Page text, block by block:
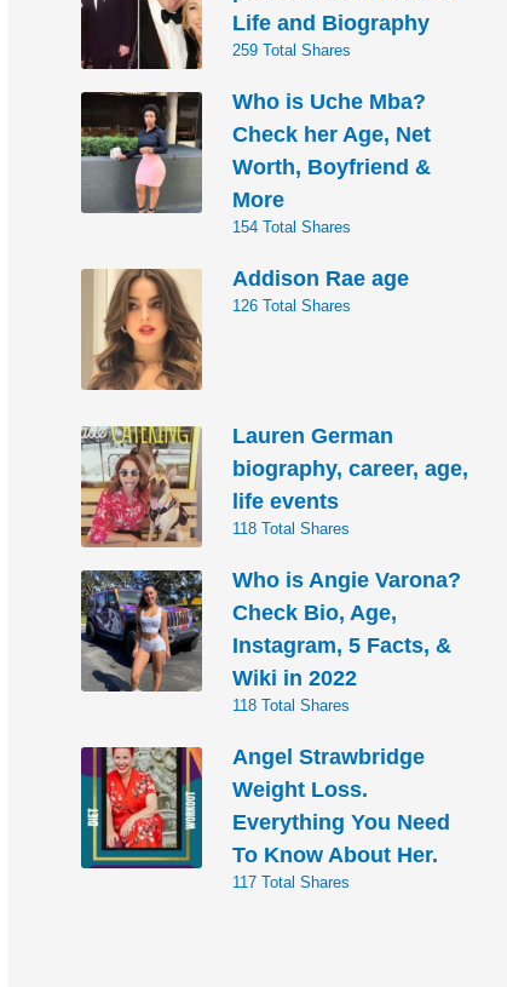
Life and Biography
259 Total Shares
Who is Uche Mba?
Check her Age, Net
Worth, Boyfriend &
More
154 Total Shares
Addison Rae age
126 Total Shares
Lauren German
biography, career, age,
life events
118 Total Shares
Who is Angie Varona?
Check Bio, Age,
Instagram, 5 Facts, &
Wiki in 2022
118 Total Shares
Angel Strawbridge
Weight Loss.
Everything You Need
To Know About Her.
117 Total Shares